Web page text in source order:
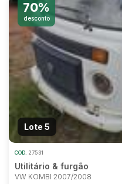
70%
desconto
Lote 5
COD. 27531
Utilitário & furgão
VW KOMBI 2007/2008